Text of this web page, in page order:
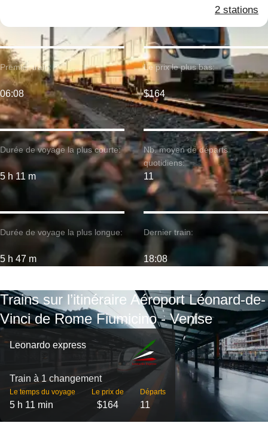
2 stations
Durée de voyage la plus courte:
5 h 11 m
Premier train:
06:08
Durée de voyage la plus longue:
5 h 47 m
Le prix le plus bas:
$164
Nb. moyen de départs
quotidiens:
11
Dernier train:
18:08
Trains sur l’itinéraire Aéroport Léonard-de-
Vinci de Rome Fiumicino - Venise
Leonardo express
Train à 1 changement
Le temps du voyage
5 h 11 min
Le prix de
$164
Départs
11